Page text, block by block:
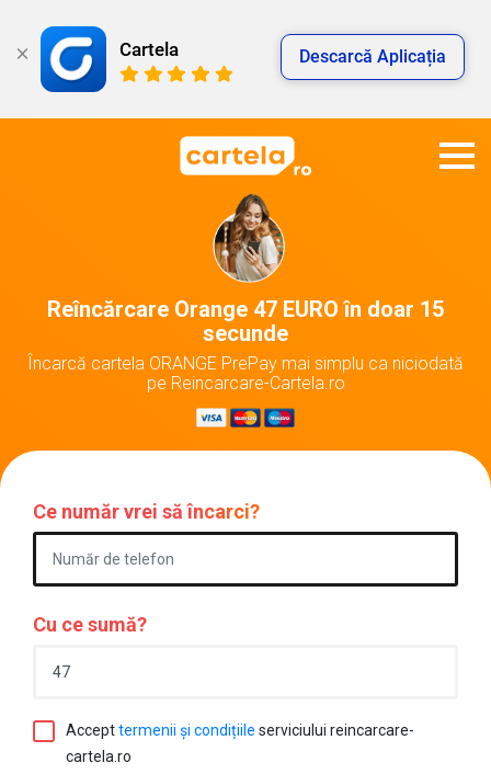
Cartela Descarcă Aplicația
Reîncărcare Orange 47 EURO în doar 15
secunde
Încarcă cartela ORANGE PrePay mai simplu ca niciodată
pe Reincarcare-Cartela.ro
Ce număr vrei să încarci?
Cu ce sumă?
Accepttermenii și condițiile serviciului reincarcare-
cartela.ro